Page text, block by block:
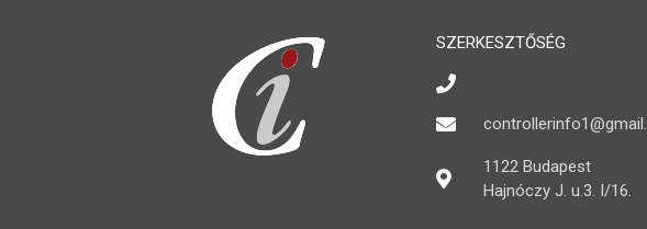
SZERKESZTŐSÉG
1122 Budapest
Hajnóczy J. u.3. I/16.